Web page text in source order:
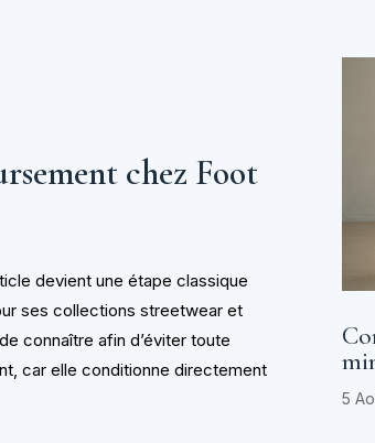
chez Foot
devient une étape classique
ses collections streetwear et
connaître afin d’éviter toute
car elle conditionne directement
5